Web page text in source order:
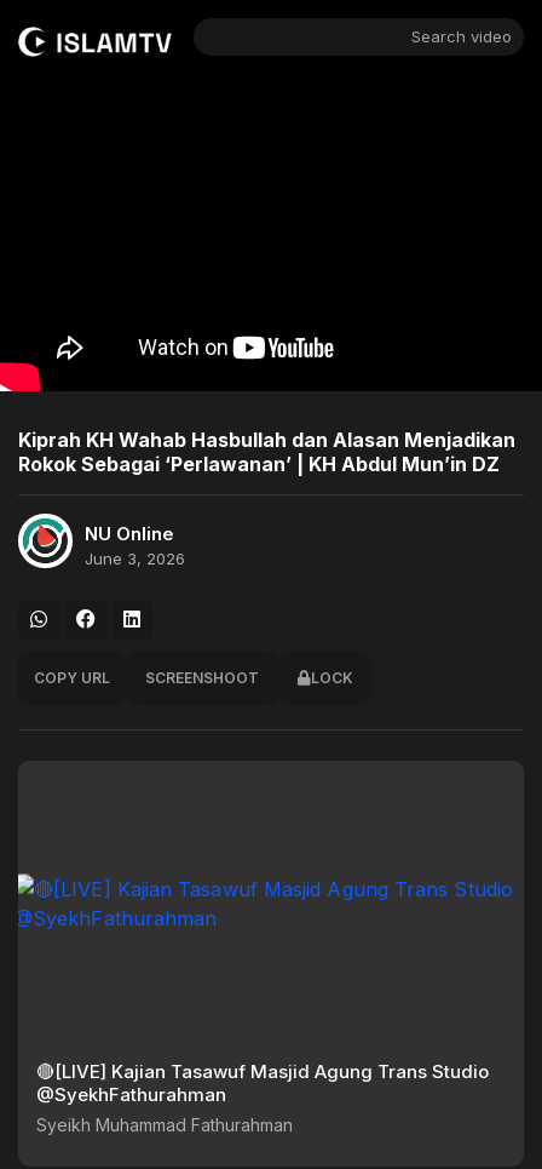
Search video
Kiprah KH Wahab Hasbullah dan Alasan Menjadikan
Rokok Sebagai ‘Perlawanan’ | KH Abdul Mun’in DZ
NU Online
June 3, 2026
COPY URL SCREENSHOOT LOCK
🔴[LIVE] Kajian Tasawuf Masjid Agung Trans Studio
@SyekhFathurahman
Syeikh Muhammad Fathurahman